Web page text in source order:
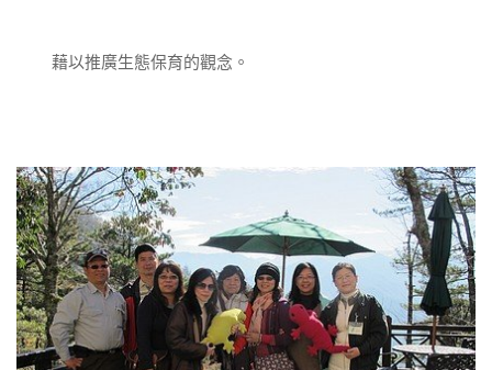
藉以推廣生態保育的觀念。